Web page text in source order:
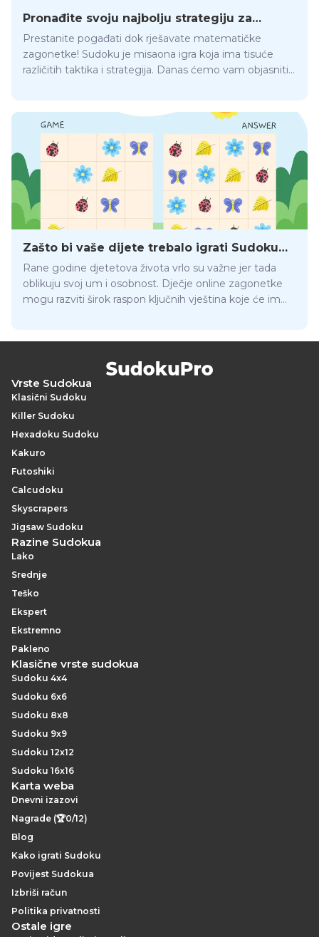
Pronađite svoju najbolju strategiju za
rješavanje Sudokua
Prestanite pogađati dok rješavate matematičke
zagonetke! Sudoku je misaona igra koja ima tisuće
različitih taktika i strategija. Danas ćemo vam objasniti
Zašto bi vaše dijete trebalo igrati Sudoku
online
Rane godine djetetova života vrlo su važne jer tada
oblikuju svoj um i osobnost. Dječje online zagonetke
mogu razviti širok raspon ključnih vještina koje će im
Vrste Sudokua
Klasični Sudoku
Killer Sudoku
Hexadoku Sudoku
Kakuro
Futoshiki
Calcudoku
Skyscrapers
Jigsaw Sudoku
Razine Sudokua
Lako
Srednje
Teško
Ekspert
Ekstremno
Pakleno
Klasične vrste sudokua
Sudoku 4x4
Sudoku 6x6
Sudoku 8x8
Sudoku 9x9
Sudoku 12x12
Sudoku 16x16
Karta weba
Dnevni izazovi
Nagrade (🏆0/12)
Blog
Kako igrati Sudoku
Povijest Sudokua
Izbriši račun
Politika privatnosti
Ostale igre